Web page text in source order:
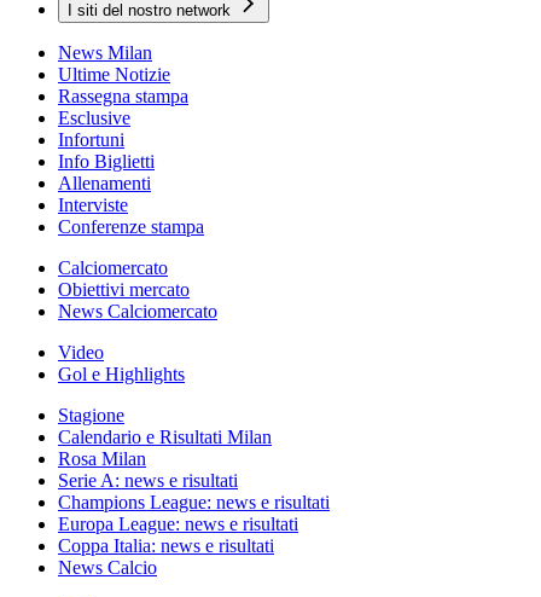
I siti del nostro network
News Milan
Ultime Notizie
Rassegna stampa
Esclusive
Infortuni
Info Biglietti
Allenamenti
Interviste
Conferenze stampa
Calciomercato
Obiettivi mercato
News Calciomercato
Video
Gol e Highlights
Stagione
Calendario e Risultati Milan
Rosa Milan
Serie A: news e risultati
Champions League: news e risultati
Europa League: news e risultati
Coppa Italia: news e risultati
News Calcio